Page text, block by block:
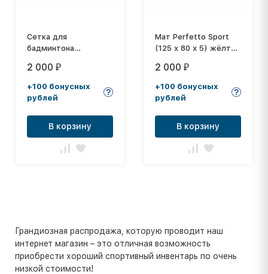
Сетка для
бадминтона
толщина нити: 1,5 мм
2 000 ₽
+100 бонусных
рублей
В корзину
Мат Perfetto Sport
(125 х 80 х 5) жёлтый
204
2 000 ₽
+100 бонусных
рублей
В корзину
Грандиозная распродажа, которую проводит наш
интернет магазин – это отличная возможность
приобрести хороший спортивный инвентарь по очень
низкой стоимости!